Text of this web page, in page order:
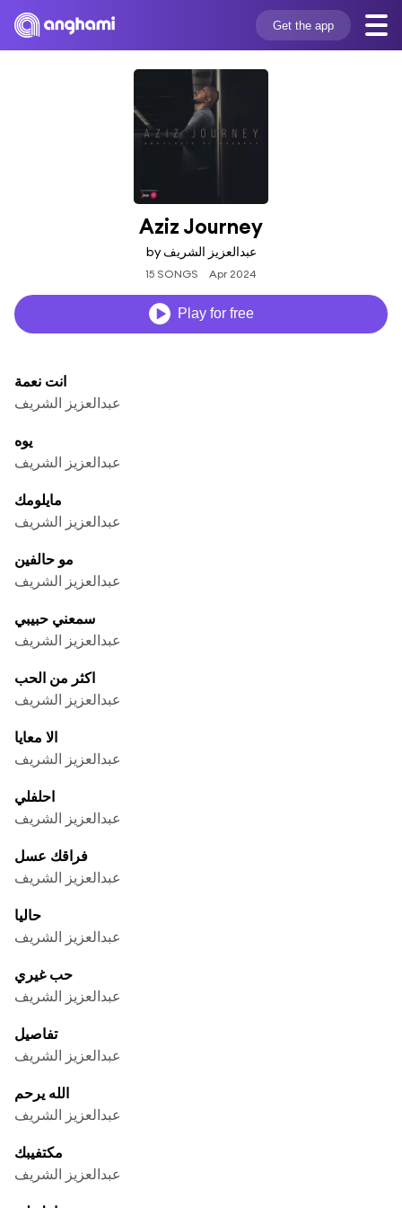
Get the app
Aziz Journey
by عبدالعزيز الشريف
15 SONGS Apr 2024
Play for free
انت نعمة
عبدالعزيز الشريف
يوه
عبدالعزيز الشريف
مايلومك
عبدالعزيز الشريف
مو حالفين
عبدالعزيز الشريف
سمعني حبيبي
عبدالعزيز الشريف
اكثر من الحب
عبدالعزيز الشريف
الا معايا
عبدالعزيز الشريف
احلفلي
عبدالعزيز الشريف
فراقك عسل
عبدالعزيز الشريف
حاليا
عبدالعزيز الشريف
حب غيري
عبدالعزيز الشريف
تفاصيل
عبدالعزيز الشريف
الله يرحم
عبدالعزيز الشريف
مكتفيبك
عبدالعزيز الشريف